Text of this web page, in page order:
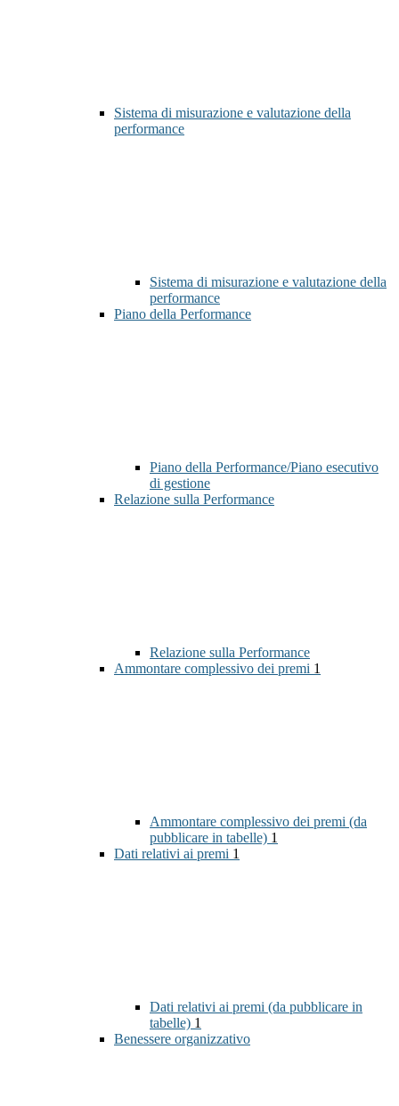
Sistema di misurazione e valutazione della
performance
Sistema di misurazione e valutazione della
performance
Piano della Performance
Piano della Performance/Piano esecutivo
di gestione
Relazione sulla Performance
Relazione sulla Performance
Ammontare complessivo dei premi 1
Ammontare complessivo dei premi (da
pubblicare in tabelle) 1
Dati relativi ai premi 1
Dati relativi ai premi (da pubblicare in
tabelle) 1
Benessere organizzativo